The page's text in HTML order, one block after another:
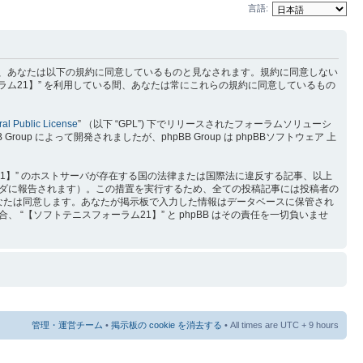
言語:
あなたは以下の規約に同意しているものと見なされます。規約に同意しない
21】” を利用している間、あなたは常にこれらの規約に同意しているもの
Public License” （以下 “GPL”) 下でリリースされたフォーラムソリューシ
によって開発されましたが、phpBB Group は phpBBソフトウェア 上
” のホストサーバが存在する国の法律または国際法に違反する記事、以上
報告されます）。この措置を実行するため、全ての投稿記事には投稿者の
は同意します。あなたが掲示板で入力した情報はデータベースに保管され
“【ソフトテニスフォーラム21】” と phpBB はその責任を一切負いませ
管理・運営チーム • 掲示板の cookie を消去する • All times are UTC + 9 hours